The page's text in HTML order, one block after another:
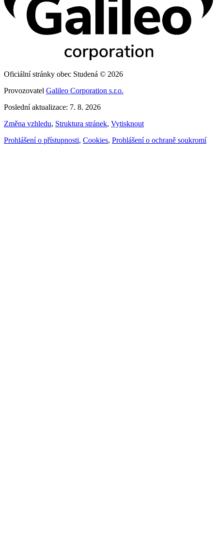
Oficiální stránky obec Studená © 2026
Provozovatel Galileo Corporation s.r.o.
Poslední aktualizace: 7. 8. 2026
Změna vzhledu, Struktura stránek, Vytisknout
Prohlášení o přístupnosti, Cookies, Prohlášení o ochraně soukromí